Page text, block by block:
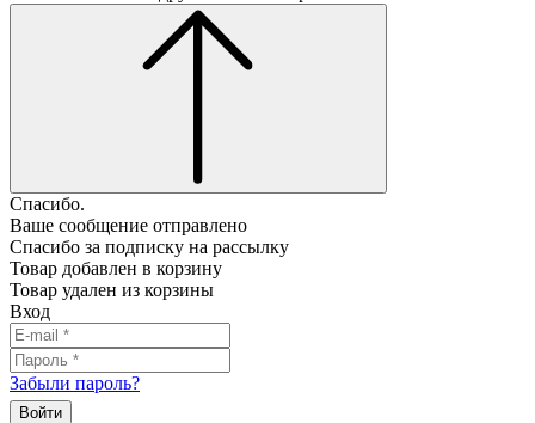
Спасибо.
Ваше сообщение отправлено
Спасибо за подписку на рассылку
Товар добавлен в корзину
Товар удален из корзины
Вход
Забыли пароль?
Войти